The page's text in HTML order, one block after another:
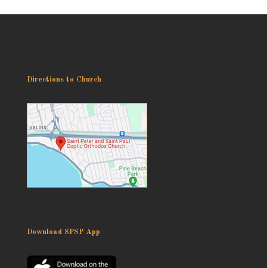
Directions to Church
Download SPSP App